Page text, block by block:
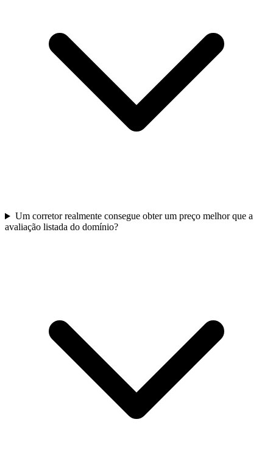
Um corretor realmente consegue obter um preço melhor que a
avaliação listada do domínio?